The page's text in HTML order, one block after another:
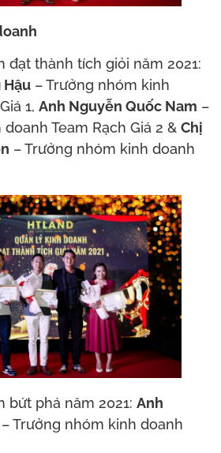
đạt thành tích giỏi năm 2021:
Hậu – Trưởng nhóm kinh
1, Anh Nguyễn Quốc Nam –
Team Rạch Giá 2 & Chị
– Trưởng nhóm kinh doanh
bứt phá năm 2021: Anh
– Trưởng nhóm kinh doanh